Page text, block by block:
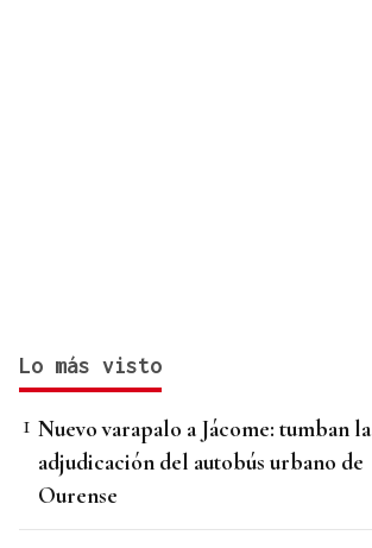
Lo más visto
Nuevo varapalo a Jácome: tumban la
adjudicación del autobús urbano de
Ourense